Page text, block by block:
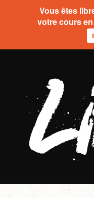
Vous êtes
votre cours